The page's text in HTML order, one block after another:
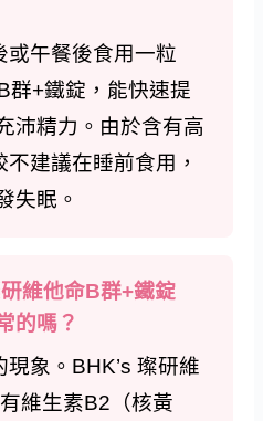
或午餐後食用一粒
群+鐵錠，能快速提
沛精力。由於含有高
建議在睡前食用，
失眠。
維他命B群+鐵錠
的嗎？
象。BHK’s 璨研維
維生素B2（核黃